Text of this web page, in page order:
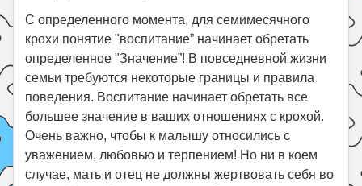
С определенного момента, для семимесячного
крохи понятие "воспитание” начинает обретать
определенное "Значение”! В повседневной жизни
семьи требуются некоторые границы и правила
поведения. Воспитание начинает обретать все
большее значение в ваших отношениях с крохой.
Очень важно, чтобы к малышу относились с
уважением, любовью и терпением! Но ни в коем
случае, мать и отец не должны жертвовать себя во